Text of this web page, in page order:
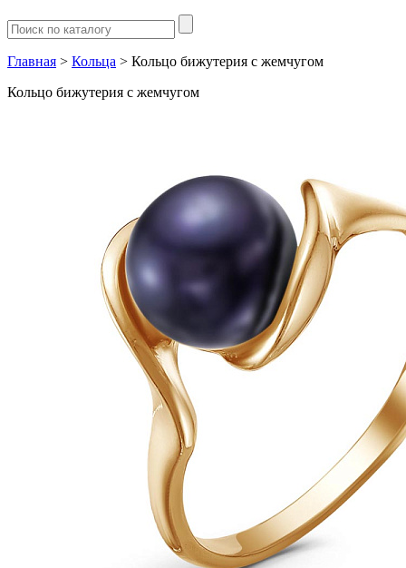
Главная > Кольца > Кольцо бижутерия с жемчугом
Кольцо бижутерия с жемчугом